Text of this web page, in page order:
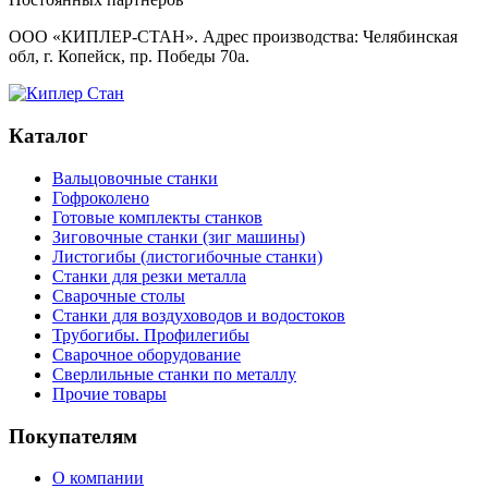
ООО «КИПЛЕР-СТАН». Адрес производства: Челябинская
обл, г. Копейск, пр. Победы 70а.
Каталог
Вальцовочные станки
Гофроколено
Готовые комплекты станков
Зиговочные станки (зиг машины)
Листогибы (листогибочные станки)
Станки для резки металла
Сварочные столы
Станки для воздуховодов и водостоков
Трубогибы. Профилегибы
Сварочное оборудование
Сверлильные станки по металлу
Прочие товары
Покупателям
О компании